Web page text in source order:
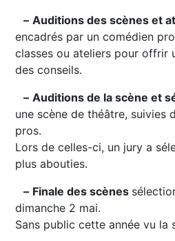
– Auditions des scènes et
encadrés par un comédien
classes ou ateliers pour offrir
des conseils.
– Auditions de la scène et
une scène de théâtre, suivies
pros.
Lors de celles-ci, un jury a
plus abouties.
– Finale des scènes
dimanche 2 mai.
Sans public cette année vu la